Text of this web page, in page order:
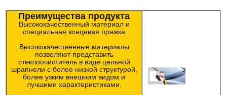
Преимущества продукта
Высококачественный материал и
специальная концевая пряжка
Высококачественные материалы
позволяют представить
стеклоочиститель в виде цельной
шрапнели с более низкой структурой,
более узким внешним видом и
лучшими характеристиками.